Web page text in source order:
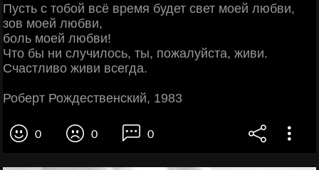
Пусть с тобой всё время будет свет моей любви,
зов моей любви,
боль моей любви!
Что бы ни случилось, ты, пожалуйста, живи.
Счастливо живи всегда.
Роберт Рождественский, 1983
0 0 0